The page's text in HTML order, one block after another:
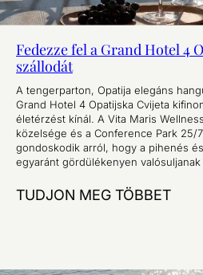
Fedezze fel a Grand Hotel 4
szállodát
A tengerparton, Opatija elegáns
Grand Hotel 4 Opatijska Cvijeta
életérzést kínál. A Vita Maris
közelsége és a Conference Park 25/
gondoskodik arról, hogy a pihenés
egyaránt gördülékenyen valósuljanak
TUDJON MEG TÖBBET